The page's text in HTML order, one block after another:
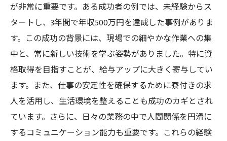
が非常に重要です。ある成功者の例では、未経験からス
タートし、3年間で年収500万円を達成した事例がありま
す。この成功の背景には、現場での細やかな作業への集
中と、常に新しい技術を学ぶ姿勢がありました。特に資
格取得を目指すことが、給与アップに大きく寄与してい
ます。また、仕事の安定性を確保するために寮付きの求
人を活用し、生活環境を整えることも成功のカギとされ
ています。さらに、日々の業務の中で人間関係を円滑に
するコミュニケーション能力も重要です。これらの経験